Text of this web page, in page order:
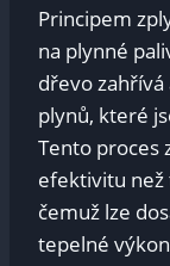
Principem
na plynné
dřevo zahřívá
plynů, které
Tento proces
efektivitu než
čemuž lze
tepelné